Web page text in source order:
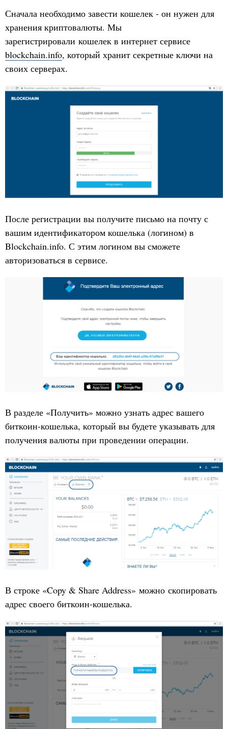
Сначала необходимо завести кошелек - он нужен для
хранения криптовалюты. Мы
зарегистрировали кошелек в интернет сервисе
blockchain.info, который хранит секретные ключи на
своих серверах.
После регистрации вы получите письмо на почту с
вашим идентификатором кошелька (логином) в
Blockchain.info. С этим логином вы сможете
авторизоваться в сервисе.
В разделе «Получить» можно узнать адрес вашего
биткоин-кошелька, который вы будете указывать для
получения валюты при проведении операции.
В строке «Copy & Share Address» можно скопировать
адрес своего биткоин-кошелька.